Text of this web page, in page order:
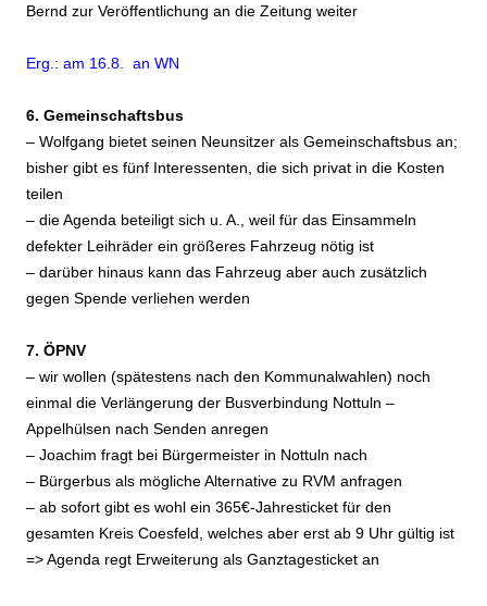
Bernd zur Veröffentlichung an die Zeitung weiter
Erg.: am 16.8. an WN
6. Gemeinschaftsbus
– Wolfgang bietet seinen Neunsitzer als Gemeinschaftsbus an;
bisher gibt es fünf Interessenten, die sich privat in die Kosten
teilen
– die Agenda beteiligt sich u. A., weil für das Einsammeln
defekter Leihräder ein größeres Fahrzeug nötig ist
– darüber hinaus kann das Fahrzeug aber auch zusätzlich
gegen Spende verliehen werden
7. ÖPNV
– wir wollen (spätestens nach den Kommunalwahlen) noch
einmal die Verlängerung der Busverbindung Nottuln –
Appelhülsen nach Senden anregen
– Joachim fragt bei Bürgermeister in Nottuln nach
– Bürgerbus als mögliche Alternative zu RVM anfragen
– ab sofort gibt es wohl ein 365€-Jahresticket für den
gesamten Kreis Coesfeld, welches aber erst ab 9 Uhr gültig ist
=> Agenda regt Erweiterung als Ganztagesticket an